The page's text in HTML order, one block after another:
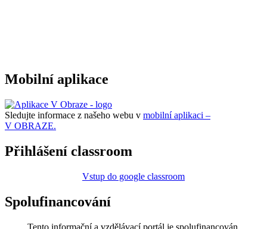
Mobilní aplikace
Sledujte informace z našeho webu v mobilní aplikaci –
V OBRAZE.
Přihlášení classroom
Vstup do google classroom
Spolufinancování
Tento informační a vzdělávací portál je spolufinancován